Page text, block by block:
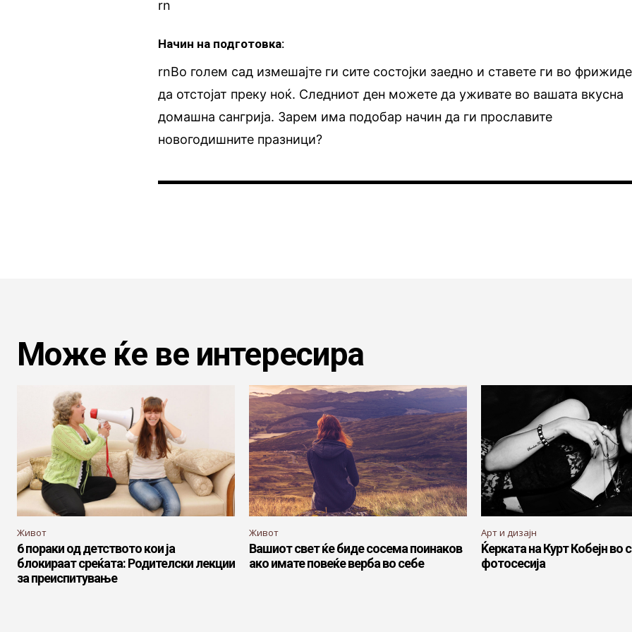
rn
Начин на подготовка:
rnВо голем сад измешајте ги сите состојки заедно и ставете ги во
да отстојат преку ноќ. Следниот ден можете да уживате во вашата вкусна
домашна сангрија. Зарем има подобар начин да ги прославите
новогодишните празници?
Може ќе ве интересира
Живот
6 пораки од детството кои ја
блокираат среќата: Родителски лекции
за преиспитување
Живот
Вашиот свет ќе биде сосема поинаков
ако имате повеќе верба во себе
Арт и дизајн
Ќерката на Курт Кобејн во
фотосесија